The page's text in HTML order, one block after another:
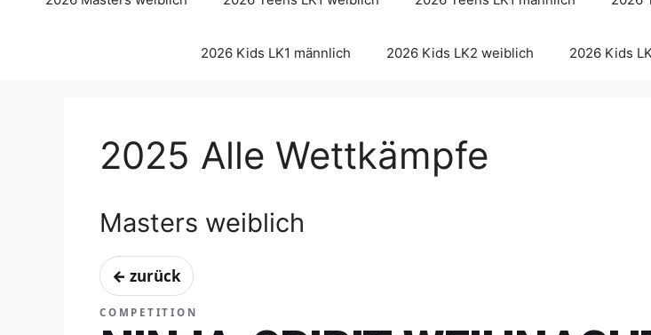
2026 Kids LK1 männlich 2026 Kids LK2 weiblich 2026 Kids
2025 Alle Wettkämpfe
Masters weiblich
← zurück
COMPETITION